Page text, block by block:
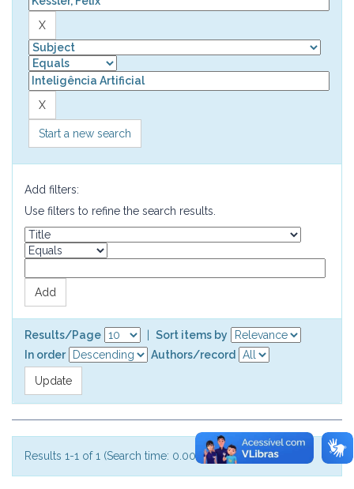
Start a new search
Add filters:
Use filters to refine the search results.
Results/Page
Sort items by
In order
Authors/record
Results 1-1 of 1 (Search time: 0.001 seconds).